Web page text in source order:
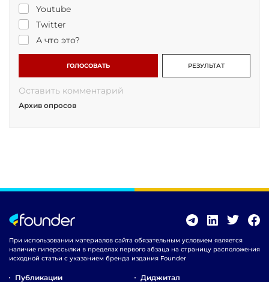
Youtube
Twitter
А что это?
ГОЛОСОВАТЬ РЕЗУЛЬТАТ
Оставить комментарий
Архив опросов
При использовании материалов сайта обязательным условием является
наличие гиперссылки в пределах первого абзаца на страницу расположения
исходной статьи с указанием бренда издания Founder
Публикации Диджитал